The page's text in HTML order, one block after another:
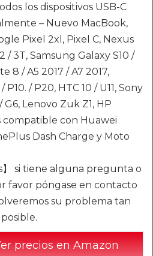
los dispositivos USB-C
– Nuevo MacBook,
Pixel 2xl, Pixel C, Nexus
/ 3T, Samsung Galaxy S10 /
8 / A5 2017 / A7 2017,
/ P20, HTC 10 / U11, Sony
G6, Lenovo Zuk Z1, HP
compatible con Huawei
Dash Charge y Moto
】 si tiene alguna pregunta o
favor póngase en contacto
su problema tan
precios en Amazon